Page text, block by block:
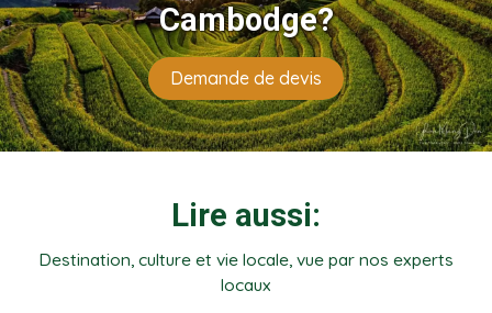
Cambodge?
Demande de devis
Lire aussi:
Destination, culture et vie locale, vue par nos experts
locaux